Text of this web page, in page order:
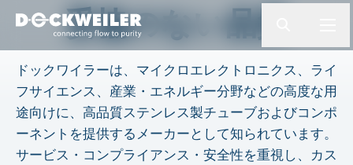
Landing page
検索ワードを入力してください
妥協のない品質
ドックワイラーは、マイクロエレクトロニクス、ライ
フサイエンス、産業・エネルギー分野などの高度な用
途向けに、高品質ステンレス製チューブおよびコンポ
ーネントを提供するメーカーとして知られています。
サービス・コンプライアンス・安全性を重視し、カス